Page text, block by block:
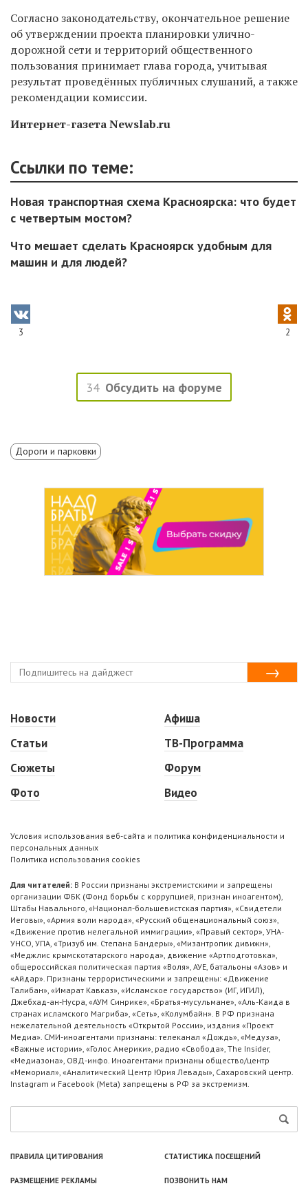
Согласно законодательству, окончательное решение
об утверждении проекта планировки улично-
дорожной сети и территорий общественного
пользования принимает глава города, учитывая
результат проведённых публичных слушаний, а также
рекомендации комиссии.
Интернет-газета Newslab.ru
Ссылки по теме:
Новая транспортная схема Красноярска: что будет
с четвертым мостом?
Что мешает сделать Красноярск удобным для
машин и для людей?
3 2
34 Обсудить на форуме
Дороги и парковки
Новости
Статьи
Сюжеты
Фото
Афиша
ТВ-Программа
Форум
Видео
Условия использования веб-сайта и политика конфиденциальности и
персональных данных
Политика использования cookies
Для читателей: В России признаны экстремистскими и запрещены
организации ФБК (Фонд борьбы с коррупцией, признан иноагентом),
Штабы Навального, «Национал-большевистская партия», «Свидетели
Иеговы», «Армия воли народа», «Русский общенациональный союз»,
«Движение против нелегальной иммиграции», «Правый сектор», УНА-
УНСО, УПА, «Тризуб им. Степана Бандеры», «Мизантропик дивижн»,
«Меджлис крымскотатарского народа», движение «Артподготовка»,
общероссийская политическая партия «Воля», АУЕ, батальоны «Азов» и
«Айдар». Признаны террористическими и запрещены: «Движение
Талибан», «Имарат Кавказ», «Исламское государство» (ИГ, ИГИЛ),
Джебхад-ан-Нусра, «АУМ Синрике», «Братья-мусульмане», «Аль-Каида в
странах исламского Магриба», «Сеть», «Колумбайн». В РФ признана
нежелательной деятельность «Открытой России», издания «Проект
Медиа». СМИ-иноагентами признаны: телеканал «Дождь», «Медуза»,
«Важные истории», «Голос Америки», радио «Свобода», The Insider,
«Медиазона», ОВД-инфо. Иноагентами признаны общество/центр
«Мемориал», «Аналитический Центр Юрия Левады», Сахаровский центр.
Instagram и Facebook (Metа) запрещены в РФ за экстремизм.
ПРАВИЛА ЦИТИРОВАНИЯ СТАТИСТИКА ПОСЕЩЕНИЙ
РАЗМЕЩЕНИЕ РЕКЛАМЫ ПОЗВОНИТЬ НАМ